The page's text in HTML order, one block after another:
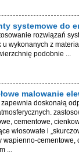
systemowe do
rozwiązań
u wykonanych z
podobnie ...
malowanie
zapewnia doskonałą
cementowe,
włosowate i
wapienno-cementowe,
...